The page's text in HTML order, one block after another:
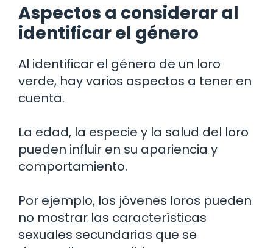
Aspectos a considerar al
identificar el género
Al identificar el género de un loro
verde, hay varios aspectos a tener en
cuenta.
La edad, la especie y la salud del loro
pueden influir en su apariencia y
comportamiento.
Por ejemplo, los jóvenes loros pueden
no mostrar las características
sexuales secundarias que se